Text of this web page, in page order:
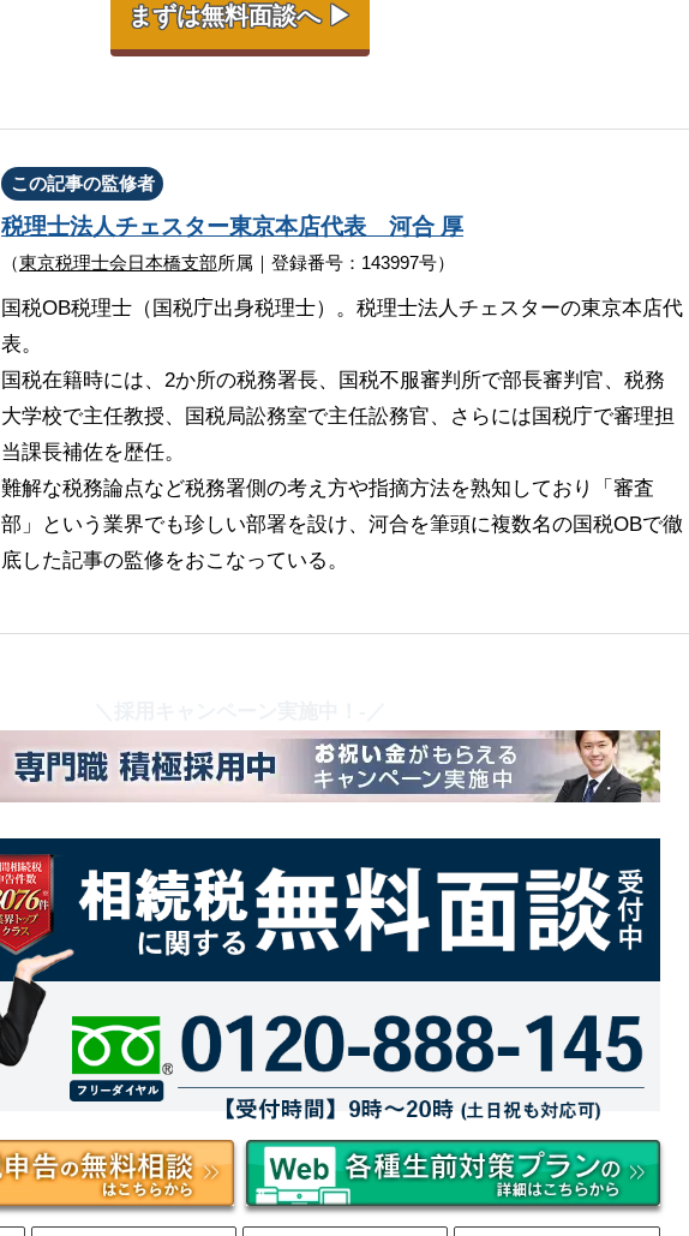
まずは無料面談へ ▶
この記事の監修者
税理士法人チェスター東京本店代表 河合 厚
（東京税理士会日本橋支部所属｜登録番号：143997号）
国税OB税理士（国税庁出身税理士）。税理士法人チェスターの東京本店代
表。
国税在籍時には、2か所の税務署長、国税不服審判所で部長審判官、税務
大学校で主任教授、国税局訟務室で主任訟務官、さらには国税庁で審理担
当課長補佐を歴任。
難解な税務論点など税務署側の考え方や指摘方法を熟知しており「審査
部」という業界でも珍しい部署を設け、河合を筆頭に複数名の国税OBで徹
底した記事の監修をおこなっている。